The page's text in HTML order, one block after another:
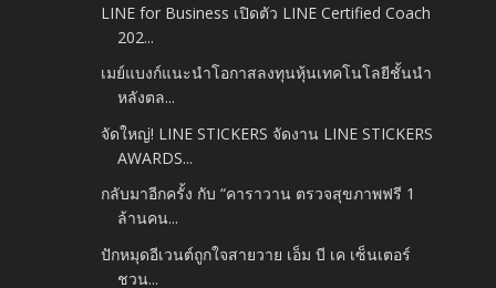
LINE for Business เปิดตัว LINE Certified Coach
202...
เมย์แบงก์แนะนำโอกาสลงทุนหุ้นเทคโนโลยีชั้นนำ
หลังตล...
จัดใหญ่! LINE STICKERS จัดงาน LINE STICKERS
AWARDS...
กลับมาอีกครั้ง กับ “คาราวาน ตรวจสุขภาพฟรี 1
ล้านคน...
ปักหมุดอีเวนต์ถูกใจสายวาย เอ็ม บี เค เซ็นเตอร์
ชวน...